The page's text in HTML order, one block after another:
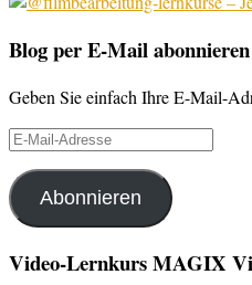
Blog per E-Mail abonnieren
Geben Sie einfach Ihre E-Mail-
E-
Mail-
Adresse
Abonnieren
Video-Lernkurs MAGIX